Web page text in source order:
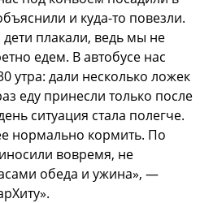
и куда-то повезли.
плакали, ведь мы не
едем. В автобусе нас
утра: дали несколько ложек
еду принесли только после
ситуация стала полегче.
нормально кормить. По
вовремя, не
обеда и ужина», —